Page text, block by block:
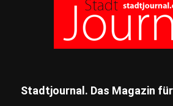
Stadtjournal. Das Magazin